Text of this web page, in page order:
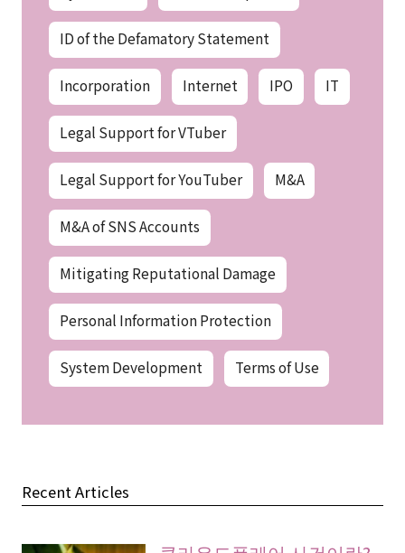
ID of the Defamatory Statement
Incorporation Internet IPO IT
Legal Support for VTuber
Legal Support for YouTuber M&A
M&A of SNS Accounts
Mitigating Reputational Damage
Personal Information Protection
System Development Terms of Use
Recent Articles